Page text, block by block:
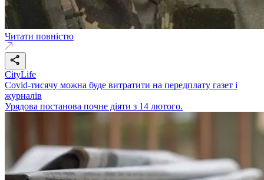
Читати повністю
CityLife
Covid-тисячу можна буде витратити на передплату газет і
журналів
Урядова постанова почне діяти з 14 лютого.